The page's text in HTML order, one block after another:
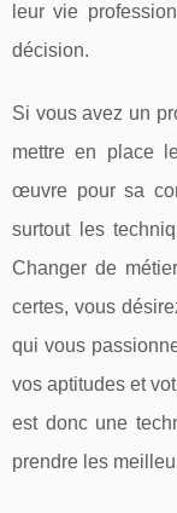
leur vie
décision.
Si vous avez un
mettre en place
œuvre pour sa
surtout les
Changer de
certes, vous
qui vous
vos aptitudes et
est donc une
prendre les